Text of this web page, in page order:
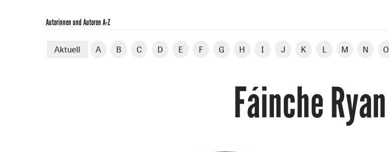
Autorinnen und Autoren A-Z
Aktuell A B C D E F G H I J K L M N O
Fáinche Ryan